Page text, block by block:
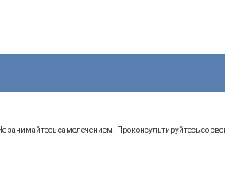
занимайтесь самолечением. Проконсультируйтесь со